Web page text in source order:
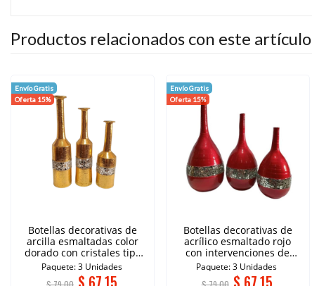
Productos relacionados con este artículo
Envío Gratis
Oferta 15%
Botellas decorativas de
arcilla esmaltadas color
dorado con cristales tipo
espejo
Paquete: 3 Unidades
$ 67.15
Envío Gratis
Oferta 15%
Botellas decorativas de
acrílico esmaltado rojo
con intervenciones de
cristales
Paquete: 3 Unidades
$ 67.15